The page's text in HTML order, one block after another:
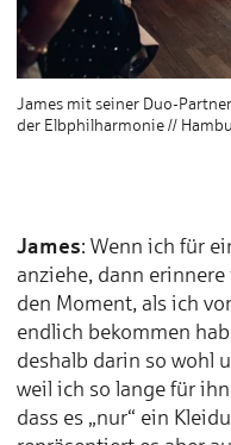
James mit seiner Duo-
der Elbphilharmonie //
James: Wenn ich für
anziehe, dann
den Moment, als ich
endlich bekommen
deshalb darin so wohl
weil ich so lange für
dass es „nur“ ein